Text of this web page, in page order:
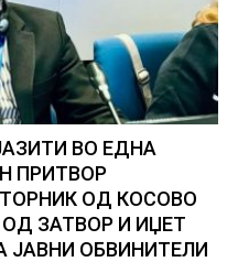
ВО ЕДНА
ПРИТВОР
ОД КОСОВО
ОД ЗАТВОР И ИЏЕТ
ЈАВНИ ОБВИНИТЕЛИ